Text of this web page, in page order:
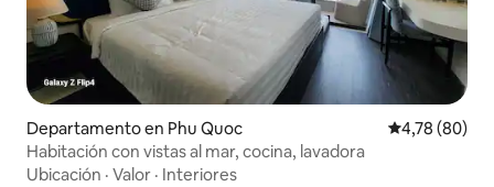
Departamento en Phu Quoc Calificación
4,78 (80)
Habitación con vistas al mar, cocina, lavadora
Ubicación · Valor · Interiores